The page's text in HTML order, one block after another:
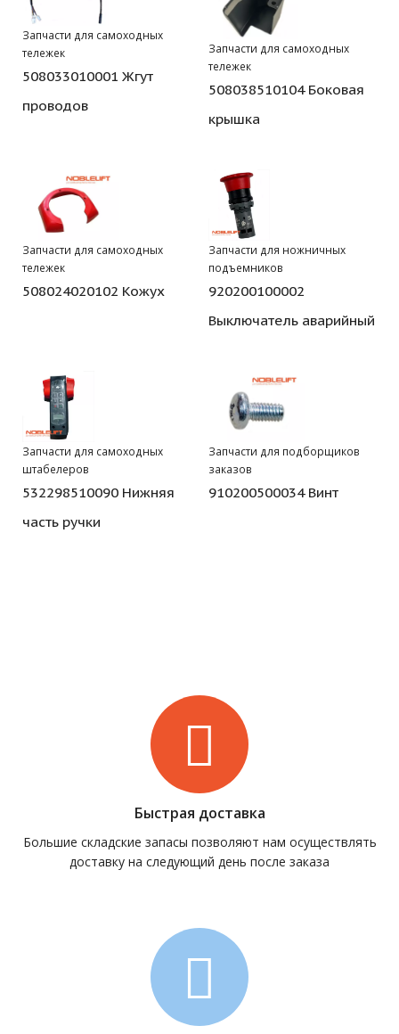
Запчасти для самоходных
тележек
508033010001 Жгут
проводов
Запчасти для самоходных
тележек
508038510104 Боковая
крышка
Запчасти для самоходных
тележек
508024020102 Кожух
Запчасти для ножничных
подъемников
920200100002
Выключатель аварийный
Запчасти для самоходных
штабелеров
532298510090 Нижняя
часть ручки
Запчасти для подборщиков
заказов
910200500034 Винт
Быстрая доставка
Большие складские запасы позволяют нам осуществлять
доставку на следующий день после заказа